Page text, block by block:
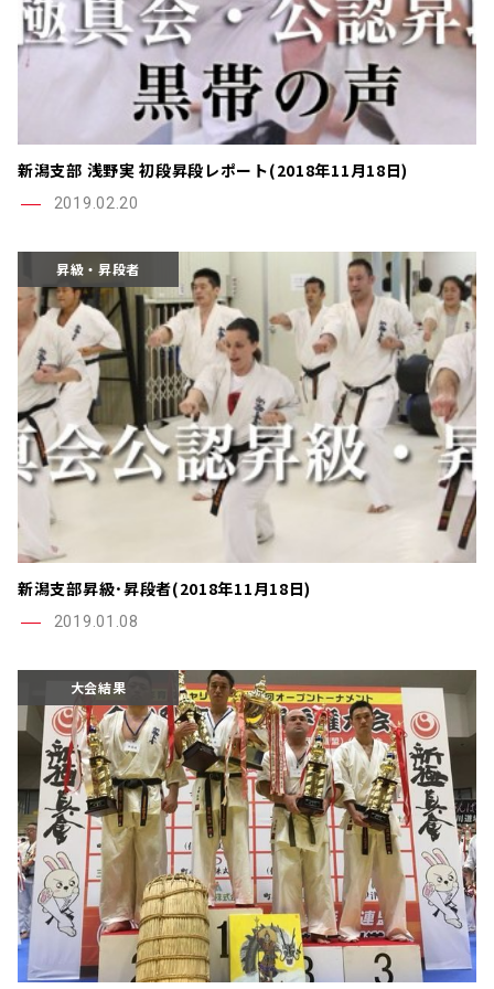
新潟支部 浅野実 初段昇段レポート(2018年11月18日)
2019.02.20
昇級・昇段者
新潟支部昇級･昇段者(2018年11月18日)
2019.01.08
大会結果